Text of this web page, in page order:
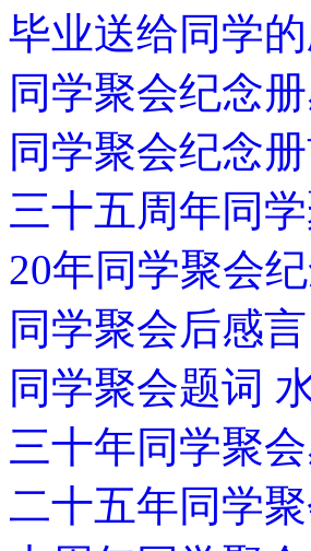
毕业送给同学
同学聚会纪念
同学聚会纪念
三十五周年同
20年同学聚会
同学聚会后感
同学聚会题词
三十年同学聚
二十五年同学